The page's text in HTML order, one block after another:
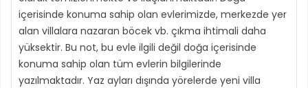
içerisinde konuma sahip olan evlerimizde, merkezde yer
alan villalara nazaran böcek vb. çıkma ihtimali daha
yüksektir. Bu not, bu evle ilgili değil doğa içerisinde
konuma sahip olan tüm evlerin bilgilerinde
yazılmaktadır. Yaz ayları dışında yörelerde yeni villa